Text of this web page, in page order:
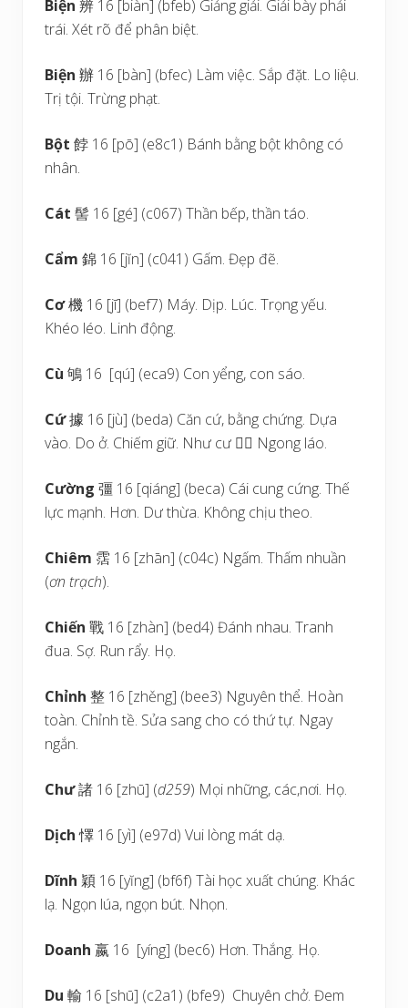
Biện 辨 16 [biàn] (bfeb) Giảng giải. Giải bày phải
trái. Xét rõ để phân biệt.
Biện 辦 16 [bàn] (bfec) Làm việc. Sắp đặt. Lo liệu.
Trị tội. Trừng phạt.
Bột 餑 16 [pō] (e8c1) Bánh bằng bột không có
nhân.
Cát 髻 16 [gé] (c067) Thần bếp, thần táo.
Cẩm 錦 16 [jĭn] (c041) Gấm. Đẹp đẽ.
Cơ機 16 [jī] (bef7) Máy. Dịp. Lúc. Trọng yếu.
Khéo léo. Linh động.
Cù 鴝 16 [qú] (eca9) Con yểng, con sáo.
Cứ據 16 [jù] (beda) Căn cứ, bằng chứng. Dựa
vào. Do ở. Chiếm giữ. Như cư  Ngong láo.
Cường 彊 16 [qiáng] (beca) Cái cung cứng. Thế
lực mạnh. Hơn. Dư thừa. Không chịu theo.
Chiêm 霑 16 [zhān] (c04c) Ngấm. Thấm nhuần
(ơn trạch).
Chiến 戰 16 [zhàn] (bed4) Đánh nhau. Tranh
đua. Sợ. Run rẩy. Họ.
Chỉnh 整 16 [zhěng] (bee3) Nguyên thể. Hoàn
toàn. Chỉnh tề. Sửa sang cho có thứ tự. Ngay
ngắn.
Chư諸 16 [zhū] (d259) Mọi những, các,nơi. Họ.
Dịch懌 16 [yì] (e97d) Vui lòng mát dạ.
Dĩnh 穎 16 [yĭng] (bf6f) Tài học xuất chúng. Khác
lạ. Ngọn lúa, ngọn bút. Nhọn.
Doanh 嬴 16 [yíng] (bec6) Hơn. Thắng. Họ.
Du 輸 16 [shū] (c2a1) (bfe9) Chuyên chở. Đem